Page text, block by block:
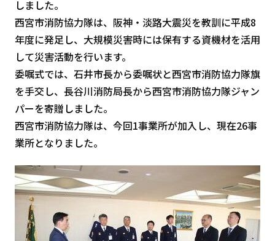
しました。
西宮市消防協力隊は、阪神・淡路大震災を教訓に平成8
年度に発足し、大規模災害時には保有する資機材を活用
して災害活動を行います。
委嘱式では、石井市長から委嘱状と西宮市消防協力隊旗
を手交し、長谷川消防局長から西宮市消防協力隊ジャン
パーを寄贈しました。
西宮市消防協力隊は、今回1事業所が加入し、現在26事
業所となりました。